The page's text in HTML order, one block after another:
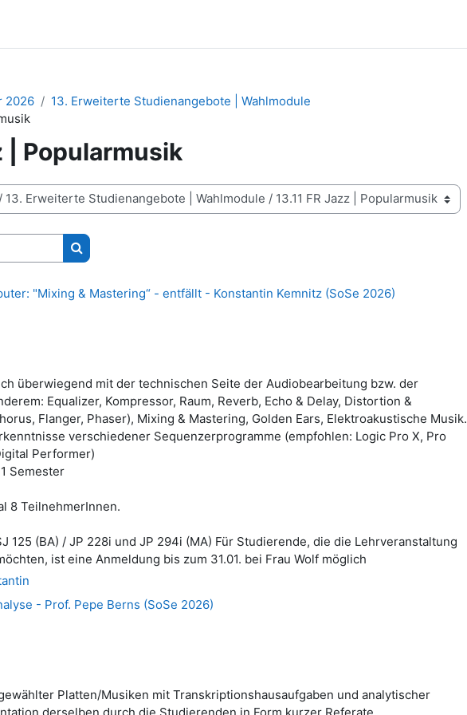
2026
13. Erweiterte Studienangebote | Wahlmodule
| Popularmusik
Kurse suchen
"Mixing & Mastering“ - entfällt - Konstantin Kemnitz (SoSe 2026)
überwiegend mit der technischen Seite der Audiobearbeitung bzw. der
Equalizer, Kompressor, Raum, Reverb, Echo & Delay, Distortion &
Flanger, Phaser), Mixing & Mastering, Golden Ears, Elektroakustische Musik.
verschiedener Sequenzerprogramme (empfohlen: Logic Pro X, Pro
Performer)
Semester
8 TeilnehmerInnen.
125 (BA) / JP 228i und JP 294i (MA) Für Studierende, die die Lehrveranstaltung
ist eine Anmeldung bis zum 31.01. bei Frau Wolf möglich
- Prof. Pepe Berns (SoSe 2026)
Platten/Musiken mit Transkriptionshausaufgaben und analytischer